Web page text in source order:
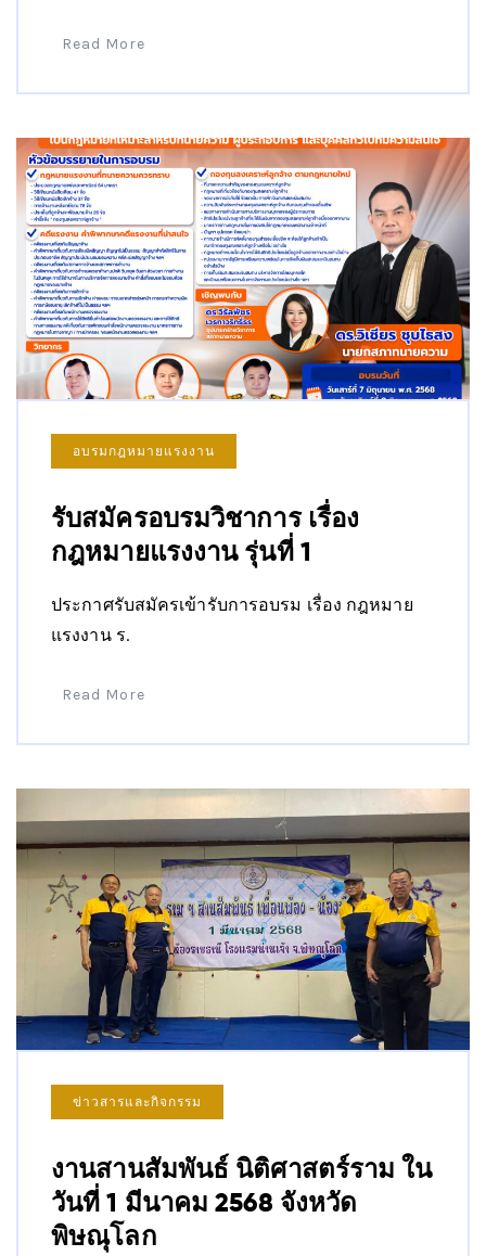
Read More
อบรมกฎหมายแรงงาน
รับสมัครอบรมวิชาการ เรื่อง
กฎหมายแรงงาน รุ่นที่ 1
ประกาศรับสมัครเข้ารับการอบรม เรื่อง กฎหมาย
แรงงาน ร.
Read More
ข่าวสารและกิจกรรม
งานสานสัมพันธ์ นิติศาสตร์ราม ใน
วันที่ 1 มีนาคม 2568 จังหวัด
พิษณุโลก